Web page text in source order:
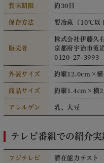
賞味期限 約30日
保存方法 要冷蔵（10℃以
販売者
株式会社伊藤久
京都府宇治市莵
0120-27-3993
外装サイズ 約縦12.0cm×
商品サイズ 約縦1.4cm×横
アレルゲン 乳、大豆
テレビ番組での紹介実
フジテレビ 潜在能力テスト